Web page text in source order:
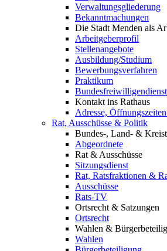
Verwaltungsgliederung
Bekanntmachungen
Die Stadt Menden als
Arbeitgeberprofil
Stellenangebote
Ausbildung/Studium
Bewerbungsverfahren
Praktikum
Bundesfreiwilligendienst
Kontakt ins Rathaus
Adresse,
Rat, Ausschüsse & Politik
Bundes-, Land- &
Abgeordnete
Rat & Ausschüsse
Sitzungsdienst
Rat, Ratsfraktionen &
Ausschüsse
Rats-TV
Ortsrecht & Satzungen
Ortsrecht
Wahlen &
Wahlen